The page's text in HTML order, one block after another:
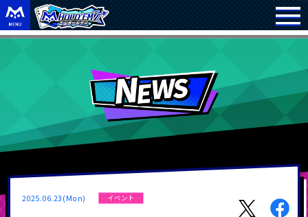
2025.06.23(Mon) イベント